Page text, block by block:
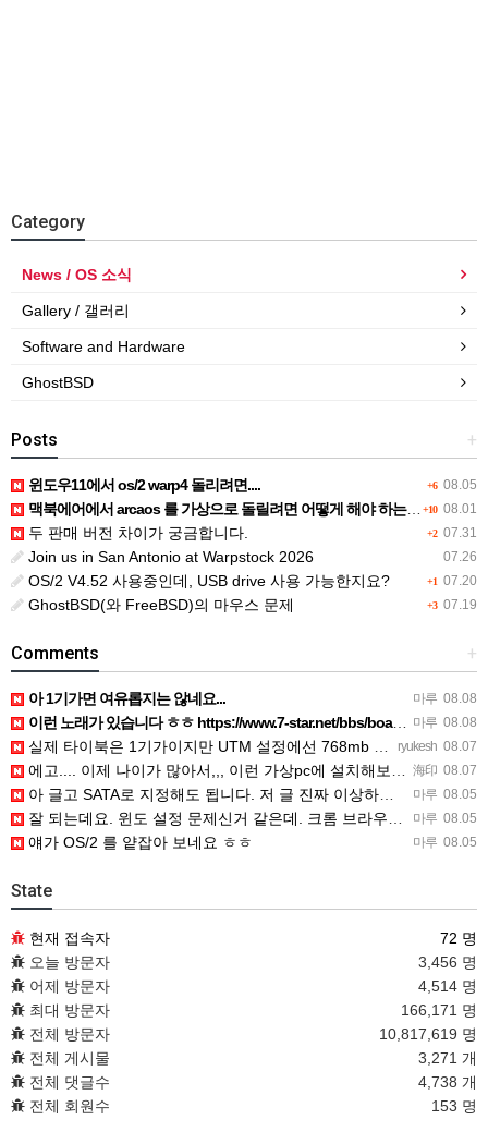
Category
News / OS 소식
Gallery / 갤러리
Software and Hardware
GhostBSD
+
Posts
+6 08.05
윈도우11에서 os/2 warp4 돌리려면....
+10 08.01
맥북에어에서 arcaos 를 가상으로 돌릴려면 어떻게 해야 하는 지요?
+2 07.31
두 판매 버전 차이가 궁금합니다.
07.26
Join us in San Antonio at Warpstock 2026
+1 07.20
OS/2 V4.52 사용중인데, USB drive 사용 가능한지요?
+3 07.19
GhostBSD(와 FreeBSD)의 마우스 문제
+
Comments
마루 08.08
아 1기가면 여유롭지는 않네요...
마루 08.08
이런 노래가 있습니다 ㅎㅎ https://www.7-star.net/bbs/board.php?bo_table…
ryukesh 08.07
실제 타이북은 1기가이지만 UTM 설정에선 768mb 입니다. 1기가나 그 보다 넘게 설정하면 UTM 에뮬레…
海印 08.07
에고.... 이제 나이가 많아서,,, 이런 가상pc에 설치해보는 것도 귀찮군요.. ㅎㅎ 날씨도 덥고.....…
마루 08.05
아 글고 SATA로 지정해도 됩니다. 저 글 진짜 이상하네요. 옛날꺼 퍼와서 그런거 같은데요.
마루 08.05
잘 되는데요. 윈도 설정 문제신거 같은데. 크롬 브라우저나 파폭으로 해 보세요
마루 08.05
얘가 OS/2 를 얕잡아 보네요 ㅎㅎ
State
현재 접속자
72 명
오늘 방문자
3,456 명
어제 방문자
4,514 명
최대 방문자
166,171 명
전체 방문자
10,817,619 명
전체 게시물
3,271 개
전체 댓글수
4,738 개
전체 회원수
153 명